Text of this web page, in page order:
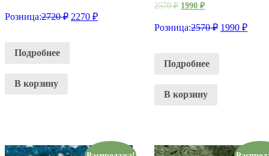
Розница:2720₽ 2270 ₽
Подробнее
В корзину
2570₽ 1990₽
Розница:2570₽ 1990₽
Подробнее
В корзину